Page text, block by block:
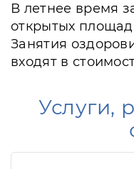
В летнее время
открытых
Занятия
входят в
Услуги,